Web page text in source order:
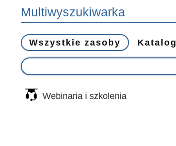
Multiwyszukiwarka
Wszystkie zasoby Katalog
Webinaria i szkolenia